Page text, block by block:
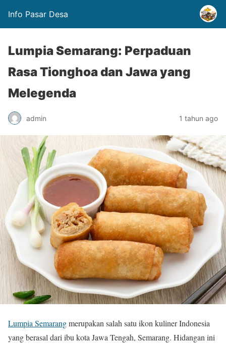
Info Pasar Desa
Lumpia Semarang: Perpaduan
Rasa Tionghoa dan Jawa yang
Melegenda
admin 1 tahun ago
Lumpia Semarangmerupakan salah satu ikon kuliner Indonesia
yang berasal dari ibu kota Jawa Tengah, Semarang. Hidangan ini